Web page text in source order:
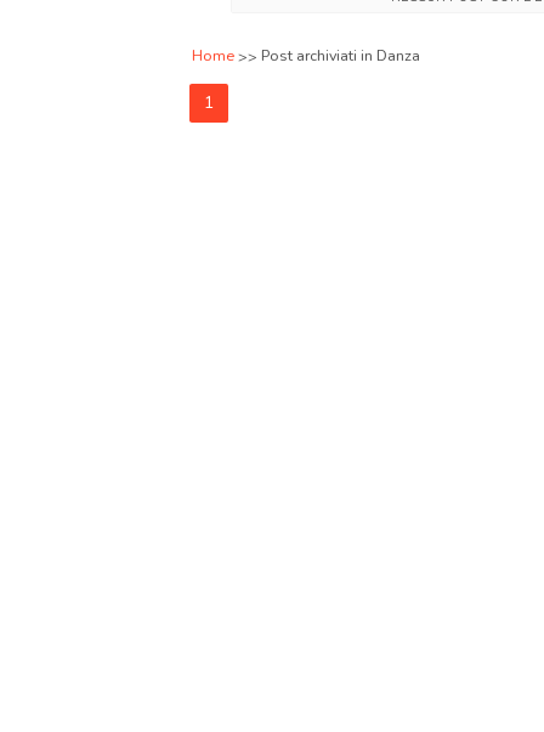
Home Post archiviati in Danza
1